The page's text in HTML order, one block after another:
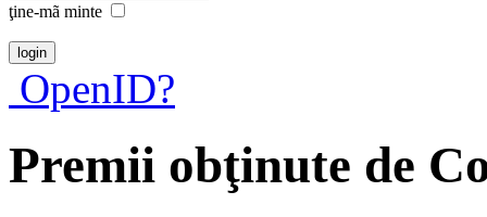
ţine-mã minte
OpenID?
Premii obţinute de